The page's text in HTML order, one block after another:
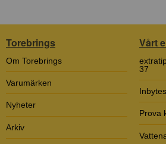
Torebrings
Om Torebrings
Varumärken
Nyheter
Arkiv
Vårt
37
Prova